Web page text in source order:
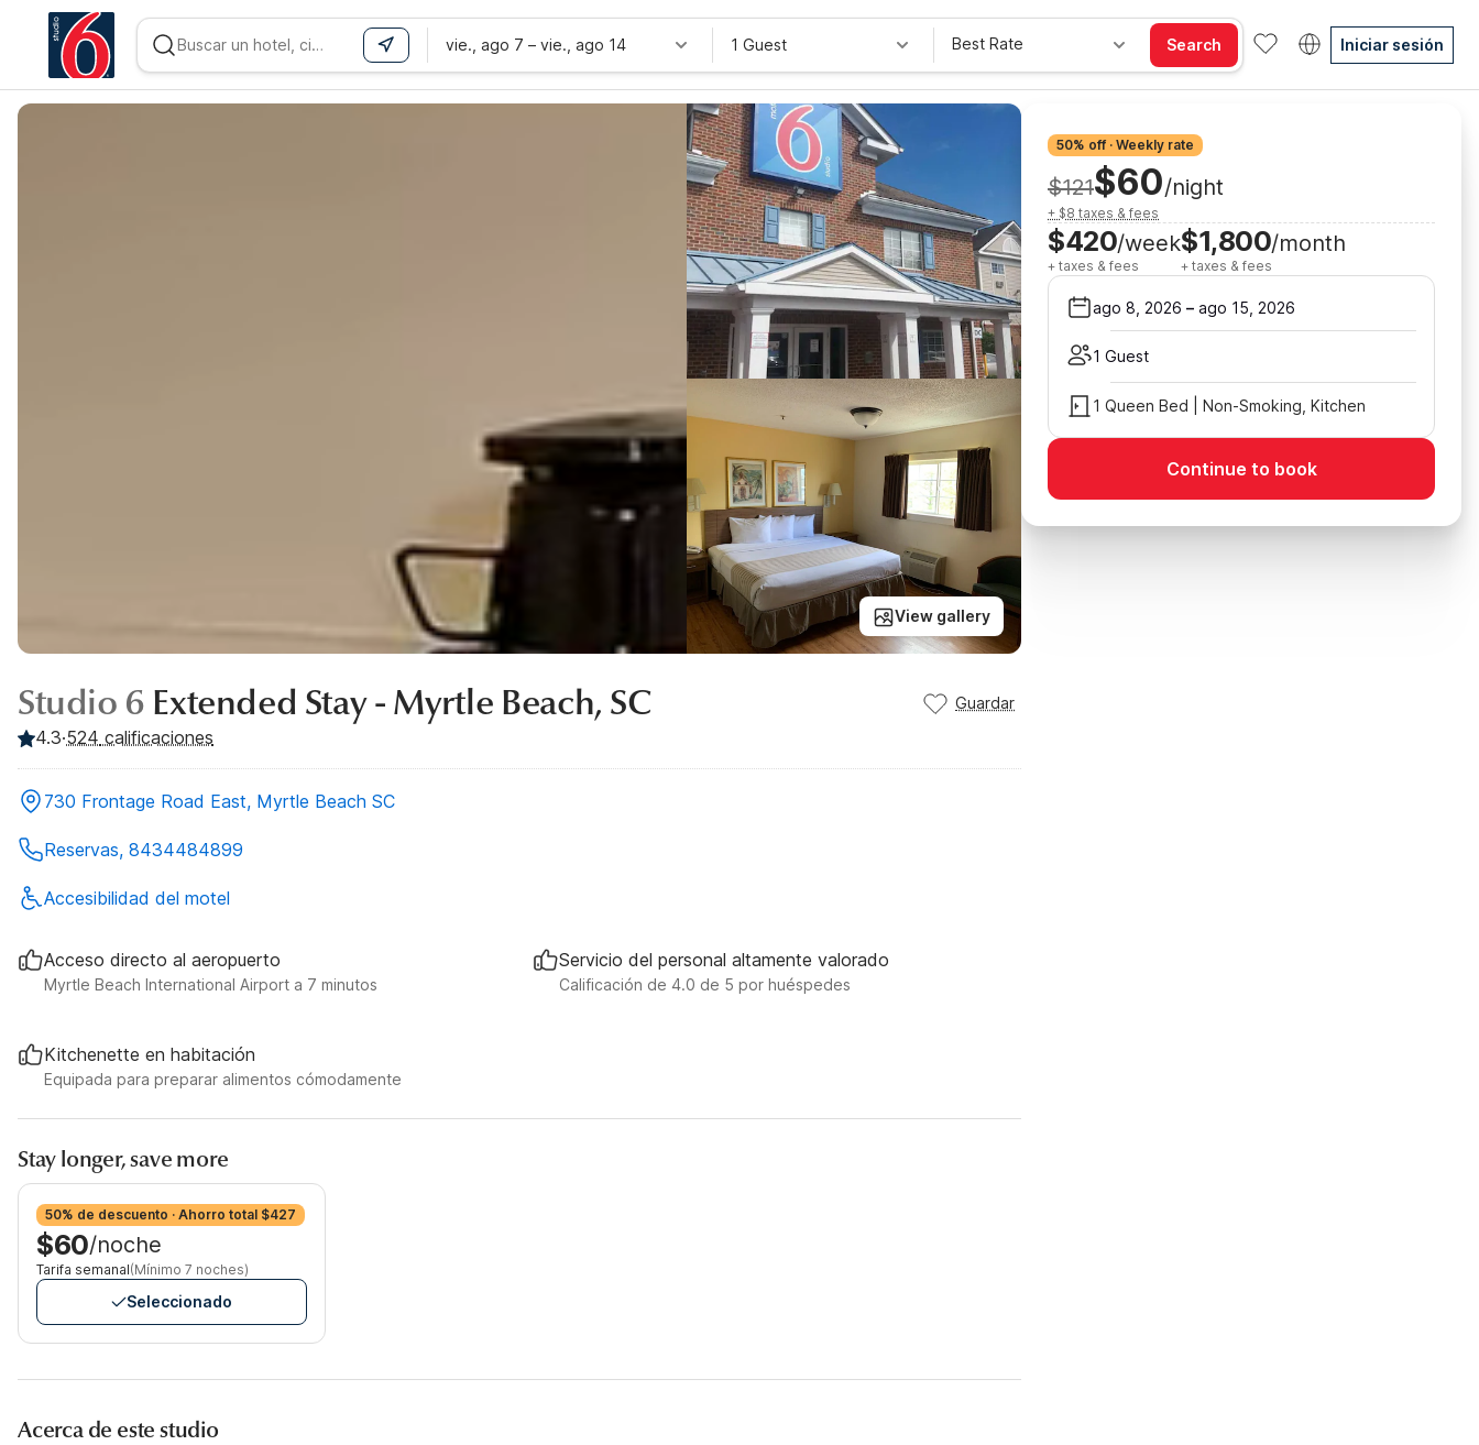
vie., ago 7 – vie., ago 14 1 Guest Best Rate Search Iniciar sesión
View gallery
Studio 6 Extended Stay - Myrtle Beach, SC Guardar
4.3·524 calificaciones
730 Frontage Road East, Myrtle Beach SC
Reservas, 8434484899
Accesibilidad del motel
Acceso directo al aeropuerto
Myrtle Beach International Airport a 7 minutos
Servicio del personal altamente valorado
Calificación de 4.0 de 5 por huéspedes
Kitchenette en habitación
Equipada para preparar alimentos cómodamente
Stay longer, save more
50% de descuento · Ahorro total $427
$60/noche
Tarifa semanal(Mínimo 7 noches)
Seleccionado
Acerca de este studio
50% off · Weekly rate
$121$60/night
+ $8 taxes & fees
$420/week
+ taxes & fees
$1,800/month
+ taxes & fees
ago 8, 2026 – ago 15, 2026
1 Guest
1 Queen Bed | Non-Smoking, Kitchen
Continue to book